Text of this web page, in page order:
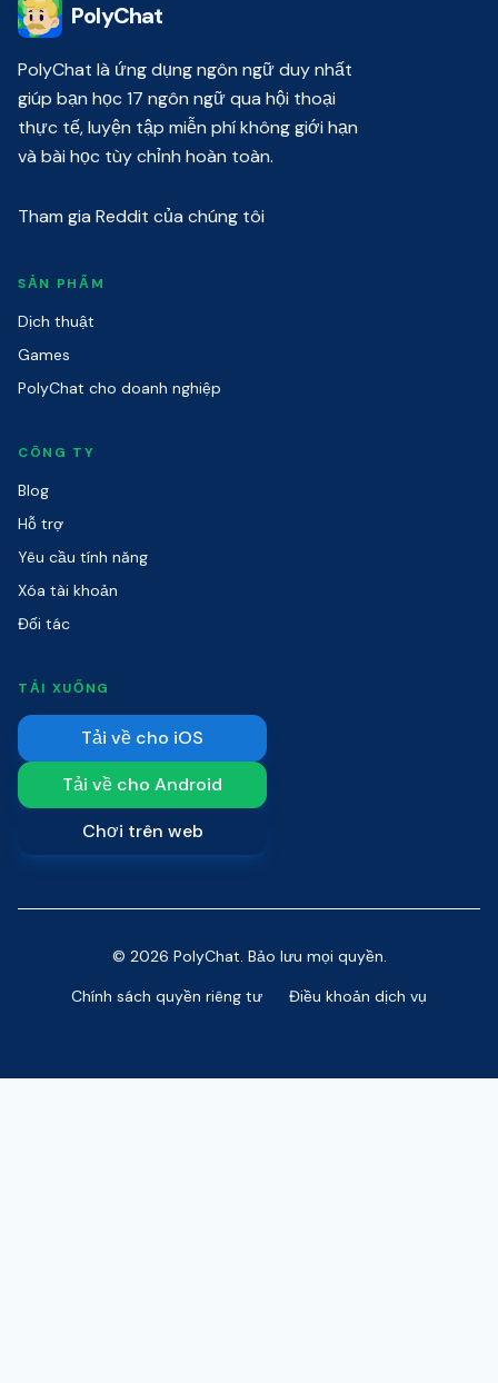
PolyChat
PolyChat là ứng dụng ngôn ngữ duy nhất
giúp bạn học 17 ngôn ngữ qua hội thoại
thực tế, luyện tập miễn phí không giới hạn
và bài học tùy chỉnh hoàn toàn.
Tham gia Reddit của chúng tôi
SẢN PHẨM
Dịch thuật
Games
PolyChat cho doanh nghiệp
CÔNG TY
Blog
Hỗ trợ
Yêu cầu tính năng
Xóa tài khoản
Đối tác
TẢI XUỐNG
Tải về cho iOS
Tải về cho Android
Chơi trên web
© 2026 PolyChat. Bảo lưu mọi quyền.
Chính sách quyền riêng tư
Điều khoản dịch vụ